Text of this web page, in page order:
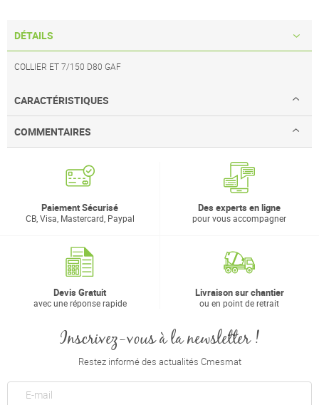
DÉTAILS
COLLIER ET 7/150 D80 GAF
CARACTÉRISTIQUES
COMMENTAIRES
Paiement Sécurisé
CB, Visa, Mastercard, Paypal
Des experts en ligne
pour vous accompagner
Devis Gratuit
avec une réponse rapide
Livraison sur chantier
ou en point de retrait
Inscrivez-vous à la newsletter !
Restez informé des actualités Cmesmat